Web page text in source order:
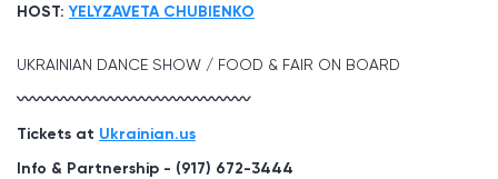
HOST:YELYZAVETA CHUBIENKO
UKRAINIAN DANCE SHOW / FOOD & FAIR ON BOARD
〰〰〰〰〰〰〰〰〰〰〰〰〰〰〰
Tickets at Ukrainian.us
Info & Partnership - (917) 672-3444